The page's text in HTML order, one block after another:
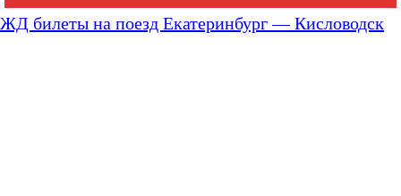
ЖД билеты на поезд Екатеринбург — Кисловодск